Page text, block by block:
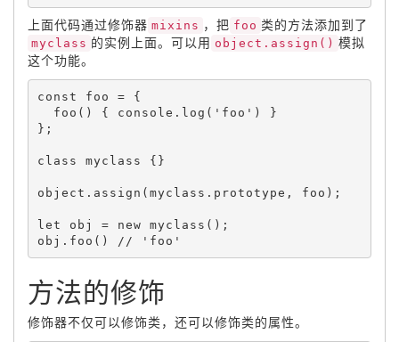
上面代码通过修饰器 mixins ，把 foo 类的方法添加到了
myclass 的实例上面。可以用 object.assign() 模拟
这个功能。
const foo =
{
foo ( ) { console . log ( 'foo' )
}
} ;
class myclass { }
object . assign ( myclass . prototype , foo ) ;
let obj = new myclass ( ) ;
obj . foo ( )
方法的修饰
修饰器不仅可以修饰类，还可以修饰类的属性。